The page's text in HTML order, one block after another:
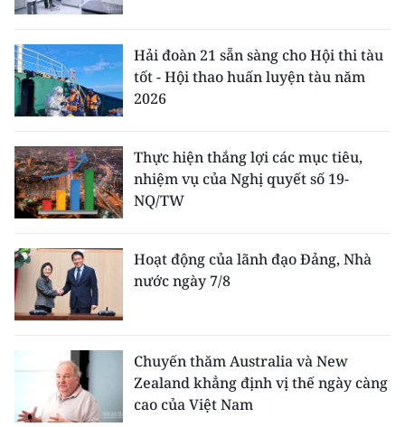
Hải đoàn 21 sẵn sàng cho Hội thi tàu
tốt - Hội thao huấn luyện tàu năm
2026
Thực hiện thắng lợi các mục tiêu,
nhiệm vụ của Nghị quyết số 19-
NQ/TW
Hoạt động của lãnh đạo Đảng, Nhà
nước ngày 7/8
Chuyến thăm Australia và New
Zealand khẳng định vị thế ngày càng
cao của Việt Nam